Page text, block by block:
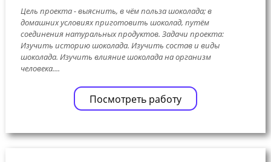
Цель проекта - выяснить, в чём польза шоколада; в
домашних условиях приготовить шоколад, путём
соединения натуральных продуктов. Задачи проекта:
Изучить историю шоколада. Изучить состав и виды
шоколада. Изучить влияние шоколада на организм
человека....
Посмотреть работу